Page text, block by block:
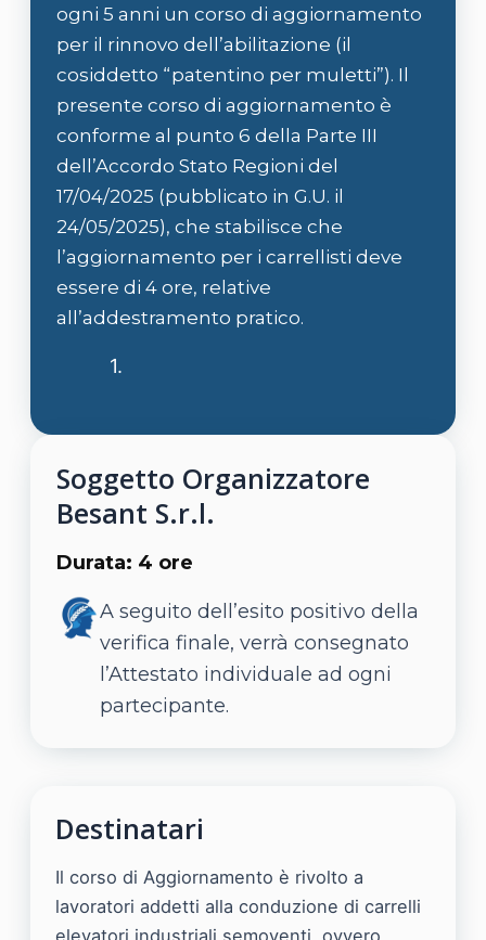
ogni 5 anni un corso di aggiornamento
per il rinnovo dell’abilitazione (il
cosiddetto “patentino per muletti”). Il
presente corso di aggiornamento è
conforme al punto 6 della Parte III
dell’Accordo Stato Regioni del
17/04/2025 (pubblicato in G.U. il
24/05/2025), che stabilisce che
l’aggiornamento per i carrellisti deve
essere di 4 ore, relative
all’addestramento pratico.
Soggetto Organizzatore
Besant S.r.l.
Durata: 4 ore
A seguito dell’esito positivo della
verifica finale, verrà consegnato
l’Attestato individuale ad ogni
partecipante.
Destinatari
Il corso di Aggiornamento è rivolto a
lavoratori addetti alla conduzione di carrelli